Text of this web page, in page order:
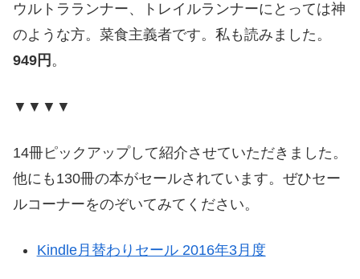
ウルトラランナー、トレイルランナーにとっては神
のような方。菜食主義者です。私も読みました。
949円 。
▼▼▼▼
14冊ピックアップして紹介させていただきました。
他にも130冊の本がセールされています。ぜひセー
ルコーナーをのぞいてみてください。
Kindle月替わりセール 2016年3月度